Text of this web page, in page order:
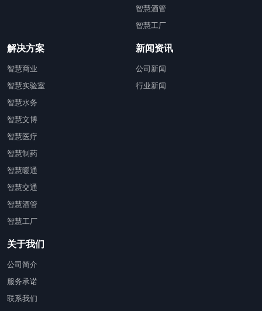
智慧酒管
智慧工厂
解决方案
智慧商业
智慧实验室
智慧水务
智慧文博
智慧医疗
智慧制药
智慧暖通
智慧交通
智慧酒管
智慧工厂
新闻资讯
公司新闻
行业新闻
关于我们
公司简介
服务承诺
联系我们